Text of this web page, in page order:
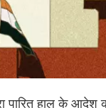
पारित हाल के